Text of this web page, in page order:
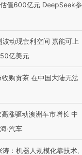
值600亿元 DeepSeek参
动现套利空间 嘉能可上
亿美元
收购贡茶 在中国大陆无法
涨驱动澳洲车市增长 中
·汽车
：机器人规模化靠技术、